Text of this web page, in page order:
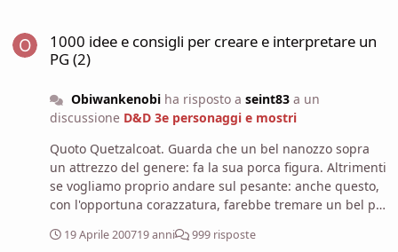
con l'elettrica; più che altro ti consiglio di dedicare un
pò di tempo alle basi della teoria musicale (cosa sono e
cosa sono e come si formano gli accordi, ecc...ecc...) ,
cosa che puoi trovare su un qualsiasi libro nei negozi
specializzati anche a prezzi alquanto bassi (volendo
anche gironzolando su internet si trovano ottimi siti
completamente gratuiti). No, però diciamo che non è
propriamente fatta per essere suonata "a mani nude",
in quanto la distanza tra le corde è leggermente minore
rispetto alla distanza tra le corde della classica ed è
1000 idee e consigli per creare e interpretare un
PG (2)
Obiwankenobiha risposto a seint83a un
discussione D&D 3e personaggi e mostri
Quoto Quetzalcoat. Guarda che un bel nanozzo sopra
un attrezzo del genere: fa la sua porca figura. Altrimenti
se vogliamo proprio andare sul pesante: anche questo,
con l'opportuna corazzatura, farebbe tremare un bel pò
simile alla corazza del triceratopo (che ne so, un elmo a
19 Aprile 200719 anni 999 risposte